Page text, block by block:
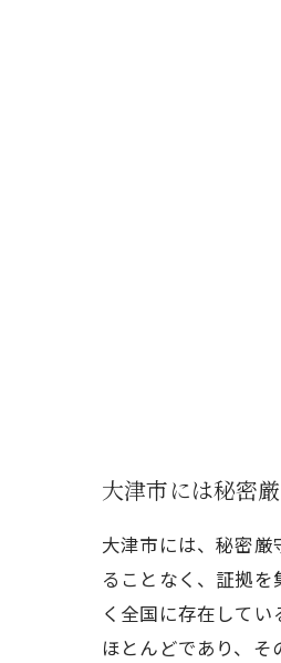
大津市には秘密
大津市には、秘密
ることなく、証拠
く全国に存在して
ほとんどであり、